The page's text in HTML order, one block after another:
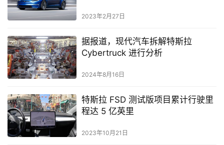
2023年2月27日
据报道，现代汽车拆解特斯拉
Cyber​​truck 进行分析
2024年8月16日
特斯拉 FSD 测试版项目累计行驶里
程达 5 亿英里
2023年10月21日